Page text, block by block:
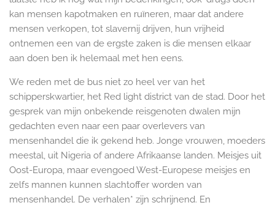
kan mensen kapotmaken en ruïneren, maar dat andere
mensen verkopen, tot slavernij drijven, hun vrijheid
ontnemen een van de ergste zaken is die mensen elkaar
aan doen ben ik helemaal met hen eens.
We reden met de bus niet zo heel ver van het
schipperskwartier, het Red light district van de stad. Door het
gesprek van mijn onbekende reisgenoten dwalen mijn
gedachten even naar een paar overlevers van
mensenhandel die ik gekend heb. Jonge vrouwen, moeders
meestal, uit Nigeria of andere Afrikaanse landen. Meisjes uit
Oost-Europa, maar evengoed West-Europese meisjes en
zelfs mannen kunnen slachtoffer worden van
mensenhandel. De verhalen* zijn schrijnend. En